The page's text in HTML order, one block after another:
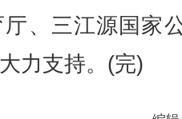
、三江源国家
力支持。(完)